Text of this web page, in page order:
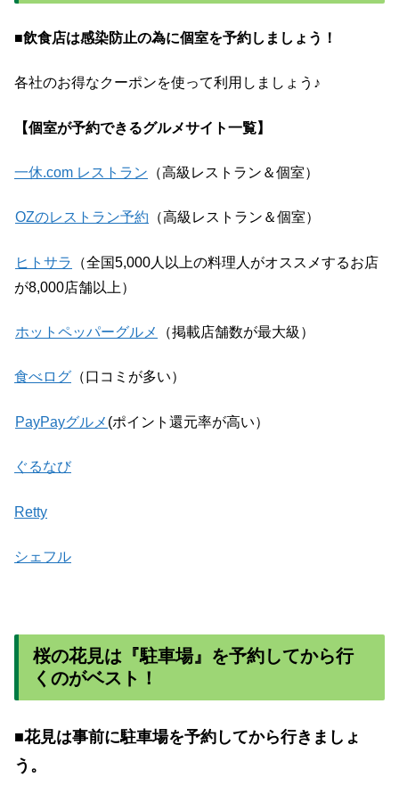
■飲食店は感染防止の為に個室を予約しましょう！
各社のお得なクーポンを使って利用しましょう♪
【個室が予約できるグルメサイト一覧】
一休.com レストラン （高級レストラン＆個室）
OZのレストラン予約 （高級レストラン＆個室）
ヒトサラ
（全国5,000人以上の料理人がオススメするお店
が8,000店舗以上）
ホットペッパーグルメ （掲載店舗数が最大級）
食べログ （口コミが多い）
PayPayグルメ (ポイント還元率が高い）
ぐるなび
Retty
シェフル
桜の花見は『駐車場』を予約してから行
くのがベスト！
■花見は事前に駐車場を予約してから行きましょ
う。